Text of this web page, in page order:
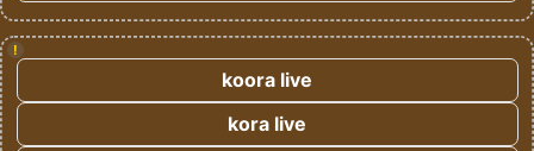
!
koora live
kora live